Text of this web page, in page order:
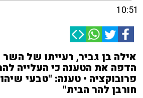
10:51
אילה בן גביר, רעייתו של השר
הדפה את הטענה כי העלייה
פרובוקציה • טענה: "טבעי
חורבן להר הבית"